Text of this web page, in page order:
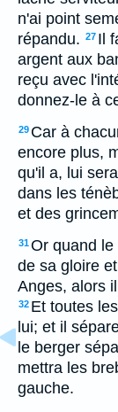
n'ai point
répandu. 27 Il
argent aux
reçu avec
donnez-le à
29 Car à
encore plus,
qu'il a, lui
dans les
et des
31Or quand
de sa gloire
Anges, alors
32 Et toutes
lui; et il
le berger
mettra les
gauche.